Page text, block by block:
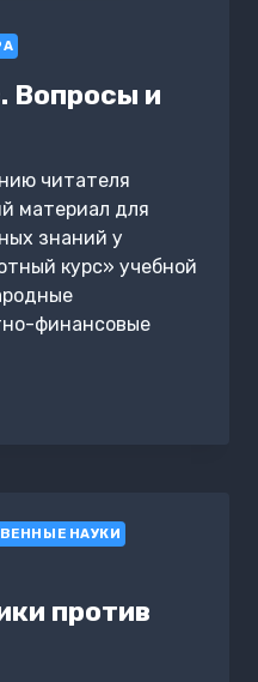
Вопросы и
читателя
материал для
знаний у
курс» учебной
финансовые
НАУКИ
против